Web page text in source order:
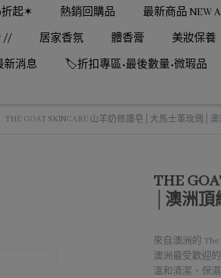
折起✶ 熱銷回購品 最新商品 NEW
// 居家香氛 體香膏 美妝保養
新消息 🏷️折扣專區•最後數量•微瑕品
THE GOAT SKINCARE 山羊奶修護皂│大馬士革玫瑰│
THE
│澳洲
來自澳洲的
澳洲最受歡迎
溫和清潔、保